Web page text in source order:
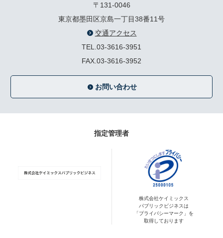
〒131-0046
東京都墨田区京島一丁目38番11号
交通アクセス
TEL.03-3616-3951
FAX.03-3616-3952
お問い合わせ
指定管理者
株式会社ケイミックス
パブリックビジネスは
「プライバシーマーク」を
取得しております